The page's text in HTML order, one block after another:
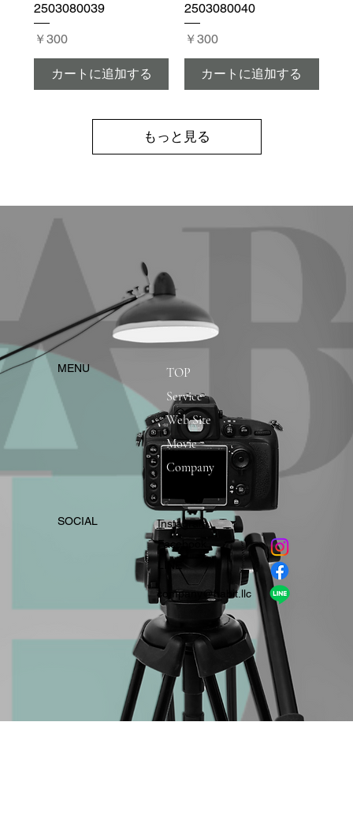
2503080039
価格
￥300
カートに追加する
2503080040
価格
￥300
カートに追加する
もっと見る
​MENU
TOP
Service
Web Site
Movie
Company
​SOCIAL
Instagram
​Facebook
company＠habit.llc